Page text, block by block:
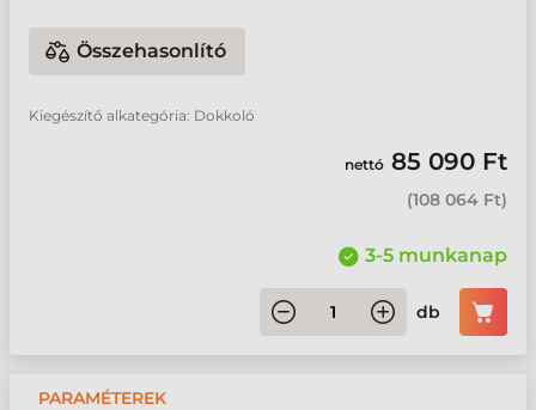
Összehasonlító
Kiegészítő alkategória: Dokkoló
nettó 85 090 Ft
(108 064 Ft)
3-5 munkanap
db
PARAMÉTEREK